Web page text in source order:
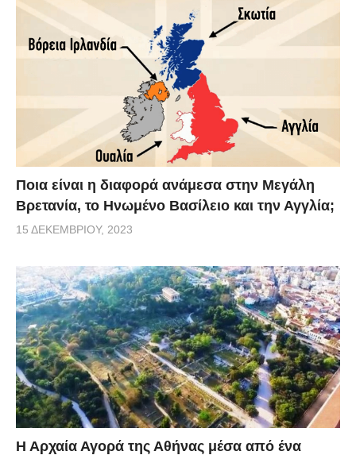
Ποια είναι η διαφορά ανάμεσα στην Μεγάλη
Βρετανία, το Ηνωμένο Βασίλειο και την Αγγλία;
15 ΔΕΚΕΜΒΡΊΟΥ, 2023
Η Αρχαία Αγορά της Αθήνας μέσα από ένα